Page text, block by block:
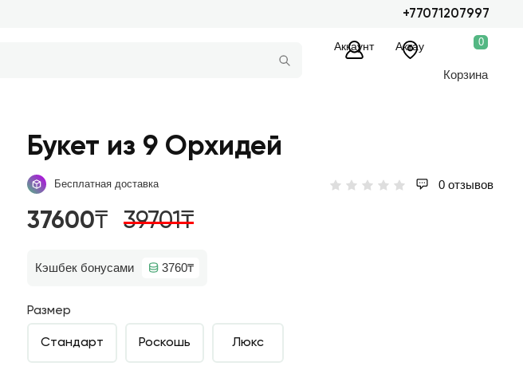
+77071207997
Аккаунт Актау 0
Корзина
Букет из 9 Орхидей
Бесплатная доставка 0 отзывов
37600₸ 39701₸
Кэшбек бонусами 3760₸
Размер
Стандарт Роскошь Люкс